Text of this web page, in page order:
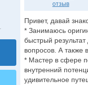
отзыв
Привет, давай
* Занимаюсь
быстрый
вопросов. А также
* Мастер в сфере
внутренний
удивительное